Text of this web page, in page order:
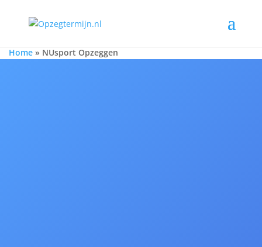
Home » NUsport Opzeggen